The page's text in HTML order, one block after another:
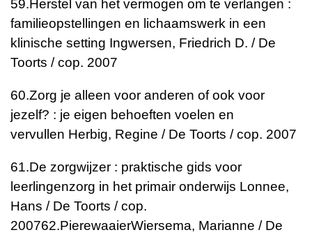
59.Herstel van het vermogen om te verlangen :
familieopstellingen en lichaamswerk in een
klinische setting Ingwersen, Friedrich D. / De
Toorts / cop. 2007
60.Zorg je alleen voor anderen of ook voor
jezelf? : je eigen behoeften voelen en
vervullen Herbig, Regine / De Toorts / cop. 2007
61.De zorgwijzer : praktische gids voor
leerlingenzorg in het primair onderwijs Lonnee,
Hans / De Toorts / cop.
200762.PierewaaierWiersema, Marianne / De